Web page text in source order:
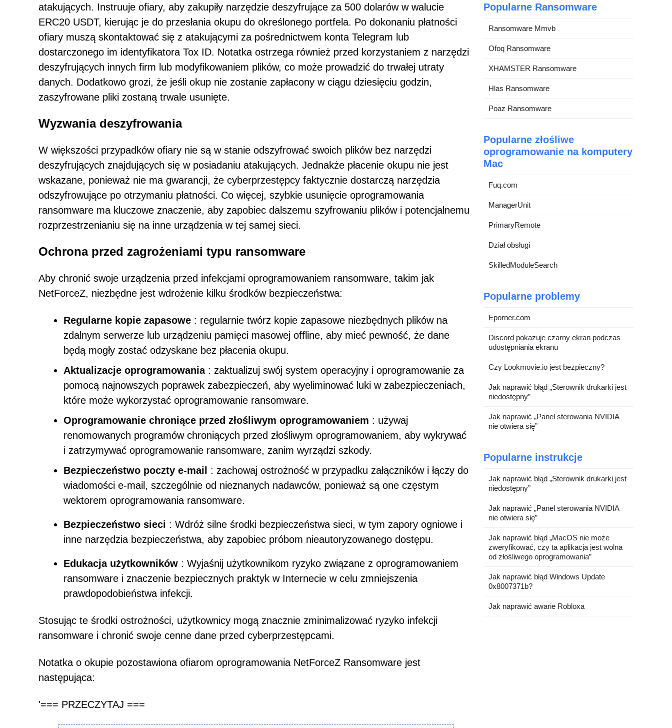
atakujących. Instruuje ofiary, aby zakupiły narzędzie deszyfrujące za 500 dolarów w walucie
ERC20 USDT, kierując je do przesłania okupu do określonego portfela. Po dokonaniu płatności
ofiary muszą skontaktować się z atakującymi za pośrednictwem konta Telegram lub
dostarczonego im identyfikatora Tox ID. Notatka ostrzega również przed korzystaniem z narzędzi
deszyfrujących innych firm lub modyfikowaniem plików, co może prowadzić do trwałej utraty
danych. Dodatkowo grozi, że jeśli okup nie zostanie zapłacony w ciągu dziesięciu godzin,
zaszyfrowane pliki zostaną trwale usunięte.
Wyzwania deszyfrowania
W większości przypadków ofiary nie są w stanie odszyfrować swoich plików bez narzędzi
deszyfrujących znajdujących się w posiadaniu atakujących. Jednakże płacenie okupu nie jest
wskazane, ponieważ nie ma gwarancji, że cyberprzestępcy faktycznie dostarczą narzędzia
odszyfrowujące po otrzymaniu płatności. Co więcej, szybkie usunięcie oprogramowania
ransomware ma kluczowe znaczenie, aby zapobiec dalszemu szyfrowaniu plików i potencjalnemu
rozprzestrzenianiu się na inne urządzenia w tej samej sieci.
Ochrona przed zagrożeniami typu ransomware
Aby chronić swoje urządzenia przed infekcjami oprogramowaniem ransomware, takim jak
NetForceZ, niezbędne jest wdrożenie kilku środków bezpieczeństwa:
Regularne kopie zapasowe : regularnie twórz kopie zapasowe niezbędnych plików na
zdalnym serwerze lub urządzeniu pamięci masowej offline, aby mieć pewność, że dane
będą mogły zostać odzyskane bez płacenia okupu.
Aktualizacje oprogramowania: zaktualizuj swój system operacyjny i oprogramowanie za
pomocą najnowszych poprawek zabezpieczeń, aby wyeliminować luki w zabezpieczeniach,
które może wykorzystać oprogramowanie ransomware.
Oprogramowanie chroniące przed złośliwym oprogramowaniem : używaj
renomowanych programów chroniących przed złośliwym oprogramowaniem, aby wykrywać
i zatrzymywać oprogramowanie ransomware, zanim wyrządzi szkody.
Bezpieczeństwo poczty e-mail
: zachowaj ostrożność w przypadku załączników i łączy do
wiadomości e-mail, szczególnie od nieznanych nadawców, ponieważ są one częstym
wektorem oprogramowania ransomware.
Bezpieczeństwo sieci : Wdróż silne środki bezpieczeństwa sieci, w tym zapory ogniowe i
inne narzędzia bezpieczeństwa, aby zapobiec próbom nieautoryzowanego dostępu.
Edukacja użytkowników : Wyjaśnij użytkownikom ryzyko związane z oprogramowaniem
ransomware i znaczenie bezpiecznych praktyk w Internecie w celu zmniejszenia
prawdopodobieństwa infekcji.
Stosując te środki ostrożności, użytkownicy mogą znacznie zminimalizować ryzyko infekcji
ransomware i chronić swoje cenne dane przed cyberprzestępcami.
Notatka o okupie pozostawiona ofiarom oprogramowania NetForceZ Ransomware jest
następująca:
'=== PRZECZYTAJ ===
Popularne Ransomware
Ransomware Mmvb
Ofoq Ransomware
XHAMSTER Ransomware
Hlas Ransomware
Poaz Ransomware
Popularne złośliwe
oprogramowanie na komputery
Mac
Fuq.com
ManagerUnit
PrimaryRemote
Dział obsługi
SkilledModuleSearch
Popularne problemy
Eporner.com
Discord pokazuje czarny ekran podczas
udostępniania ekranu
Czy Lookmovie.io jest bezpieczny?
Jak naprawić błąd „Sterownik drukarki jest
niedostępny”
Jak naprawić „Panel sterowania NVIDIA
nie otwiera się”
Popularne instrukcje
Jak naprawić błąd „Sterownik drukarki jest
niedostępny”
Jak naprawić „Panel sterowania NVIDIA
nie otwiera się”
Jak naprawić błąd „MacOS nie może
zweryfikować, czy ta aplikacja jest wolna
od złośliwego oprogramowania”
Jak naprawić błąd Windows Update
0x8007371b?
Jak naprawić awarie Robloxa